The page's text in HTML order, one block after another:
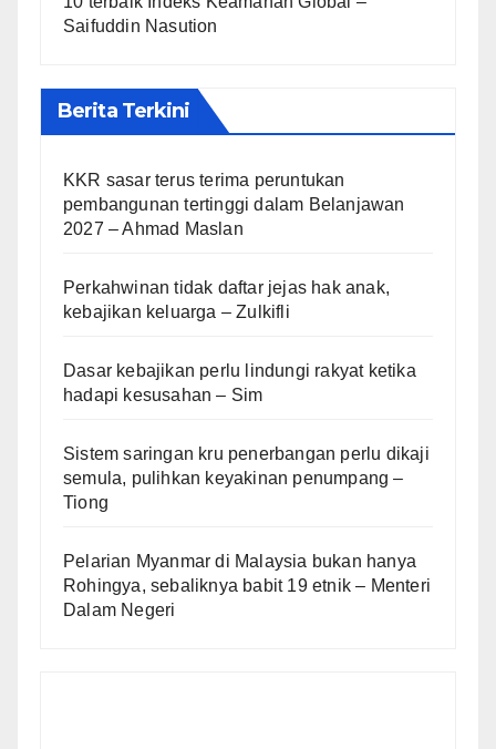
Saifuddin Nasution
Berita Terkini
KKR sasar terus terima peruntukan
pembangunan tertinggi dalam Belanjawan
2027 – Ahmad Maslan
Perkahwinan tidak daftar jejas hak anak,
kebajikan keluarga – Zulkifli
Dasar kebajikan perlu lindungi rakyat ketika
hadapi kesusahan – Sim
Sistem saringan kru penerbangan perlu dikaji
semula, pulihkan keyakinan penumpang –
Tiong
Pelarian Myanmar di Malaysia bukan hanya
Rohingya, sebaliknya babit 19 etnik – Menteri
Dalam Negeri